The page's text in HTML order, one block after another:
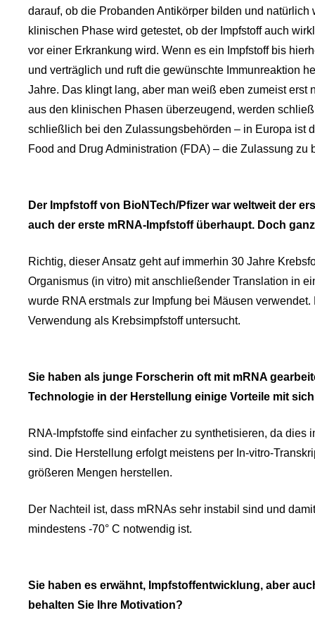
darauf, ob die Probanden Antikörper bilden und
klinischen Phase wird getestet, ob der Impfstoff auch
vor einer Erkrankung wird. Wenn es ein Impfstoff bis
und verträglich und ruft die gewünschte Immunreaktion
Jahre. Das klingt lang, aber man weiß eben zumeist
aus den klinischen Phasen überzeugend, werden
schließlich bei den Zulassungsbehörden – in Europa ist
Food and Drug Administration (FDA) – die Zulassung zu
Der Impfstoff von BioNTech/Pfizer war weltweit der
auch der erste mRNA-Impfstoff überhaupt. Doch
Richtig, dieser Ansatz geht auf immerhin 30 Jahre
Organismus (in vitro) mit anschließender Translation in
wurde RNA erstmals zur Impfung bei Mäusen
Verwendung als Krebsimpfstoff untersucht.
Sie haben als junge Forscherin oft mit mRNA
Technologie in der Herstellung einige Vorteile mit
RNA-Impfstoffe sind einfacher zu synthetisieren, da
sind. Die Herstellung erfolgt meistens per In-vitro-
größeren Mengen herstellen.
Der Nachteil ist, dass mRNAs sehr instabil sind und
mindestens -70° C notwendig ist.
Sie haben es erwähnt, Impfstoffentwicklung, aber
behalten Sie Ihre Motivation?